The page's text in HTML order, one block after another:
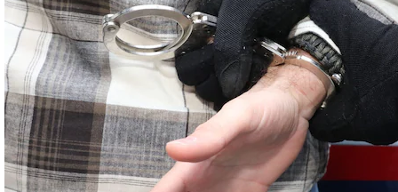
© Krone Multimedia GmbH & Co KG 2026
Muthgasse 2, 1190 Wien